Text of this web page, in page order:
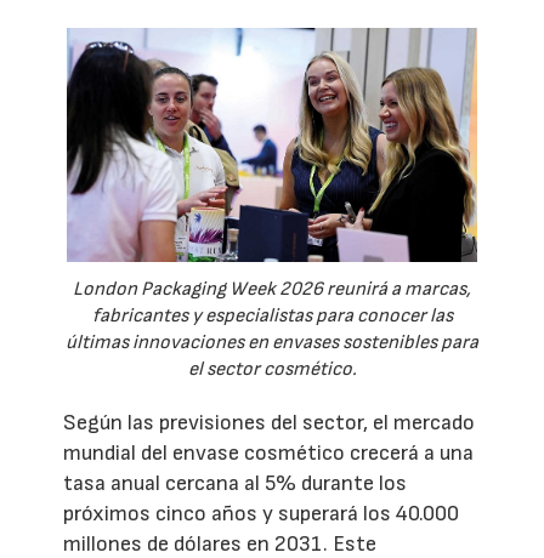
London Packaging Week 2026 reunirá a marcas,
fabricantes y especialistas para conocer las
últimas innovaciones en envases sostenibles para
el sector cosmético.
Según las previsiones del sector, el mercado
mundial del envase cosmético crecerá a una
tasa anual cercana al 5% durante los
próximos cinco años y superará los 40.000
millones de dólares en 2031. Este